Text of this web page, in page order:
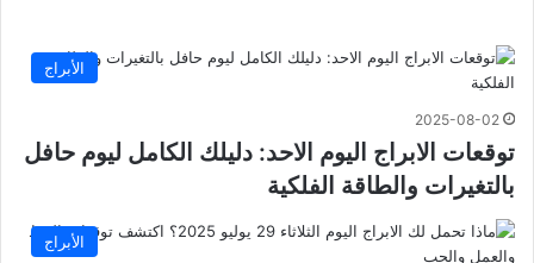
الأبراج
2025-08-02
توقعات الابراج اليوم الاحد: دليلك الكامل ليوم حافل
بالتغيرات والطاقة الفلكية
الأبراج